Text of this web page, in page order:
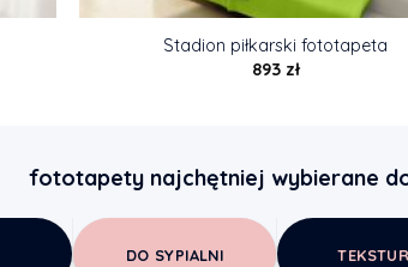
Stadion piłkarski fototapeta
893 zł
fototapety najchętniej wybierane
DO SYPIALNI